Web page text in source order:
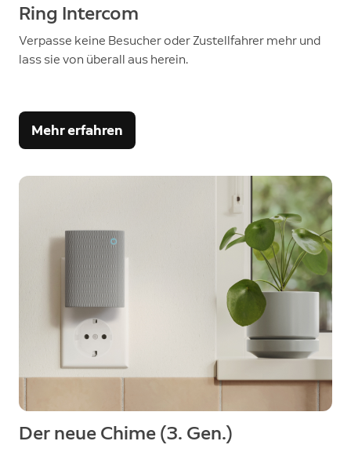
Ring Intercom
Verpasse keine Besucher oder Zustellfahrer mehr und
lass sie von überall aus herein.
Mehr erfahren
Der neue Chime (3. Gen.)